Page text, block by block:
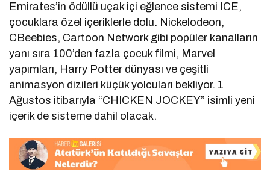
Emirates’in ödüllü uçak içi eğlence sistemi ICE,
çocuklara özel içeriklerle dolu. Nickelodeon,
CBeebies, Cartoon Network gibi popüler kanalların
yanı sıra 100’den fazla çocuk filmi, Marvel
yapımları, Harry Potter dünyası ve çeşitli
animasyon dizileri küçük yolcuları bekliyor. 1
Ağustos itibarıyla “CHICKEN JOCKEY” isimli yeni
içerik de sisteme dahil olacak.